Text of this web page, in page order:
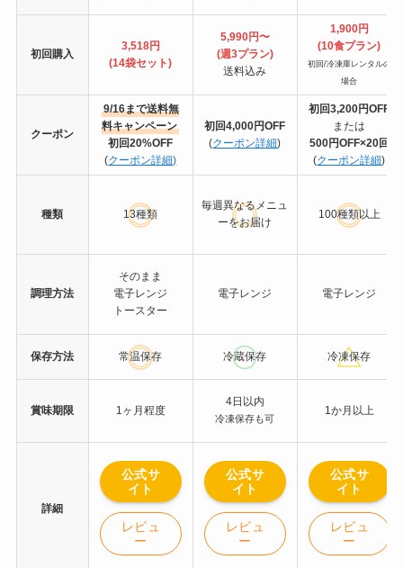
初回購入
3,518円
(14袋セット)
5,990円〜
(週3プラン)
送料込み
1,900円
(10食プラン)
初回/冷凍庫レンタルの
場合
クーポン
9/16まで送料無
料キャンペーン
初回20%OFF
(クーポン詳細)
初回4,000円OFF
(クーポン詳細)
初回3,200円OFF
または
500円OFF×20回
(クーポン詳細)
種類 13種類
毎週異なるメニュ
ーをお届け
100種類以上
調理方法
そのまま
電子レンジ
トースター
電子レンジ 電子レンジ
保存方法 常温保存 冷蔵保存 冷凍保存
賞味期限 1ヶ月程度
4日以内
冷凍保存も可
1か月以上
詳細
公式サ
イト
レビュ
ー
公式サ
イト
レビュ
ー
公式サ
イト
レビュ
ー